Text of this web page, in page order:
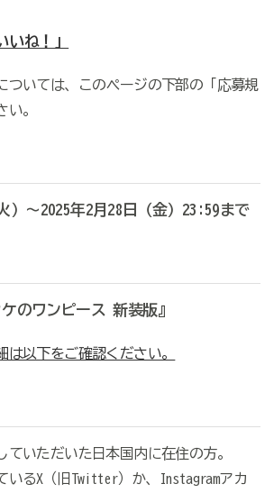
いね！」
ついては、このページの下部の「応募規
い。
）～2025年2月28日（金）23:59まで
のワンピース 新装版』
以下をご確認ください。
ていただいた日本国内に在住の方。
いるX（旧Twitter）か、Instagramアカ